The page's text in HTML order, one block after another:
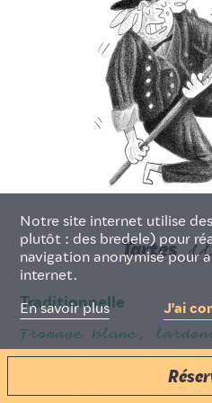
Notre site internet utilise
plutôt : des bredele) pour
navigation anonymisé pour
internet.
En savoir plus J'ai
Français
Tartes
Traditionnelle
Fromage blanc,